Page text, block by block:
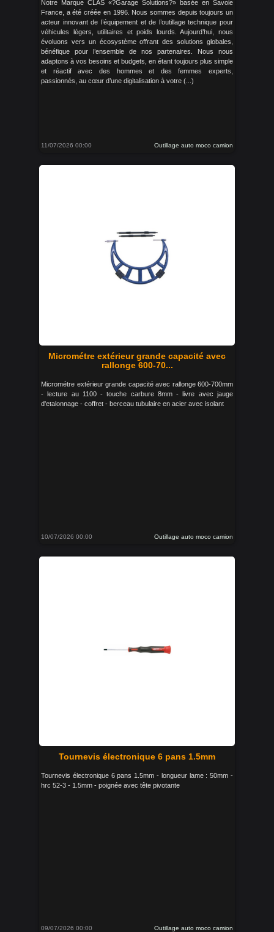
Notre Marque CLAS «?Garage Solutions?» basée en Savoie
France, a été créée en 1996. Nous sommes depuis toujours un
acteur innovant de l’équipement et de l’outillage technique pour
véhicules légers, utilitaires et poids lourds. Aujourd’hui, nous
évoluons vers un écosystème offrant des solutions globales,
bénéfique pour l’ensemble de nos partenaires. Nous nous
adaptons à vos besoins et budgets, en étant toujours plus simple
et réactif avec des hommes et des femmes experts,
passionnés, au cœur d’une digitalisation à votre (...)
11/07/2026 00:00 Outillage auto moco camion
Micrométre extérieur grande capacité avec
rallonge 600-70...
Micrométre extérieur grande capacité avec rallonge 600-700mm
- lecture au 1100 - touche carbure 8mm - livre avec jauge
d'etalonnage - coffret - berceau tubulaire en acier avec isolant
10/07/2026 00:00 Outillage auto moco camion
Tournevis électronique 6 pans 1.5mm
Tournevis électronique 6 pans 1.5mm - longueur lame : 50mm -
hrc 52-3 - 1.5mm - poignée avec tête pivotante
09/07/2026 00:00 Outillage auto moco camion